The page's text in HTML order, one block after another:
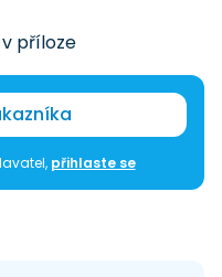
příloze
přihlaste se